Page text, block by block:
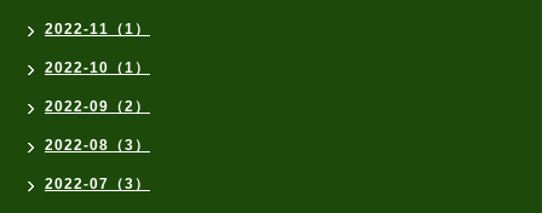
2022-11（1）
2022-10（1）
2022-09（2）
2022-08（3）
2022-07（3）